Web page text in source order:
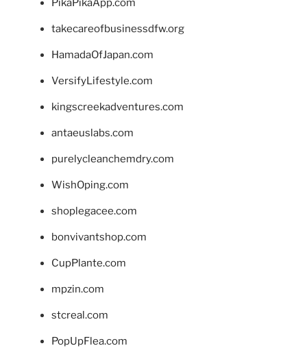
PikaPikaApp.com
takecareofbusinessdfw.org
HamadaOfJapan.com
VersifyLifestyle.com
kingscreekadventures.com
antaeuslabs.com
purelycleanchemdry.com
WishOping.com
shoplegacee.com
bonvivantshop.com
CupPlante.com
mpzin.com
stcreal.com
PopUpFlea.com